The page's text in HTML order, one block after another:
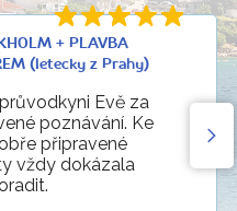
+ PLAVBA
(letecky z Prahy)
Evě za
poznávání. Ke
připravené
vždy dokázala